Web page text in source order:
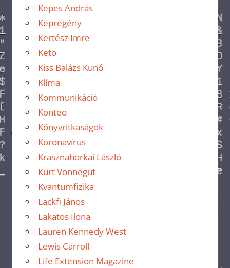
Kepes András
Képregény
Kertész Imre
Keto
Kiss Balázs Kunó
Klíma
Kommunikáció
Konteo
Könyvritkaságok
Koronavírus
Krasznahorkai László
Kurt Vonnegut
Kvantumfizika
Lackfi János
Lakatos Ilona
Lauren Kennedy West
Lewis Carroll
Life Extension Magazine